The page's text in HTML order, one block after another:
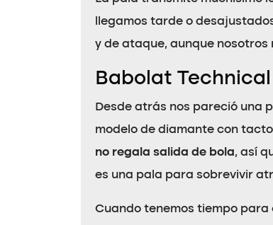
llegamos tarde o
y de ataque, aunque nosotros
Babolat
Desde atrás nos pareció una
modelo de diamante con
no regala salida de bola, así
es una pala para sobrevivir
Cuando tenemos tiempo para